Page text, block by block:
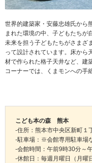
世界的建築家・安藤忠雄氏から
まれた環境の中、子どもたちが
未来を担う子どもたちがさまざ
って設計されています。床から
材で作られた格子天井など、建
コーナーでは、くまモンへの手
こども本の森 熊本
-住所：熊本市中央区新町１
-駐車場：※会館専用駐車場
-会館時間：午前9時30分～
-休館日：毎週月曜日（月曜